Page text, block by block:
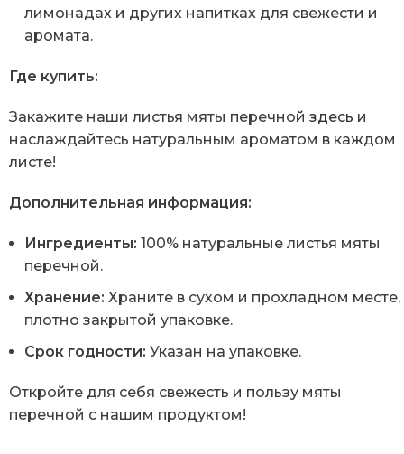
лимонадах и других напитках для свежести и
аромата.
Где купить:
Закажите наши листья мяты перечнойздесь и
наслаждайтесь натуральным ароматом в каждом
листе!
Дополнительная информация:
Ингредиенты: 100% натуральные листья мяты
перечной.
Хранение: Храните в сухом и прохладном месте,
плотно закрытой упаковке.
Срок годности: Указан на упаковке.
Откройте для себя свежесть и пользу мяты
перечной с нашим продуктом!